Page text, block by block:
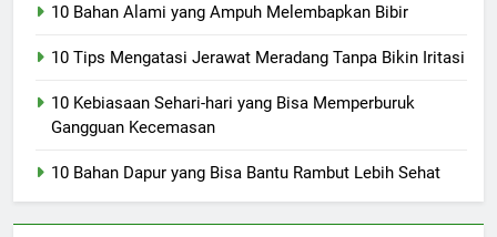
10 Bahan Alami yang Ampuh Melembapkan Bibir
10 Tips Mengatasi Jerawat Meradang Tanpa Bikin Iritasi
10 Kebiasaan Sehari-hari yang Bisa Memperburuk
Gangguan Kecemasan
10 Bahan Dapur yang Bisa Bantu Rambut Lebih Sehat